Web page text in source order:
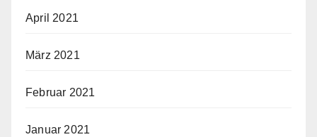
April 2021
März 2021
Februar 2021
Januar 2021